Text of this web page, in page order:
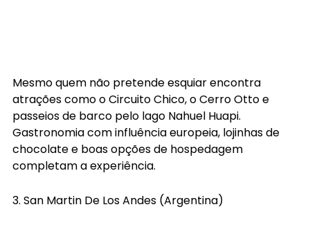
Mesmo quem não pretende esquiar encontra
atrações como o Circuito Chico, o Cerro Otto e
passeios de barco pelo lago Nahuel Huapi.
Gastronomia com influência europeia, lojinhas de
chocolate e boas opções de hospedagem
completam a experiência.
3. San Martin De Los Andes (Argentina)